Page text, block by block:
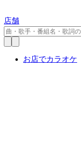
店舗
お店でカラオケ